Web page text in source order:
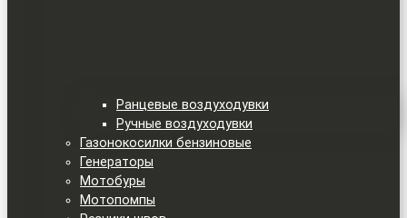
Ранцевые воздуходувки
Ручные воздуходувки
Газонокосилки бензиновые
Генераторы
Мотобуры
Мотопомпы